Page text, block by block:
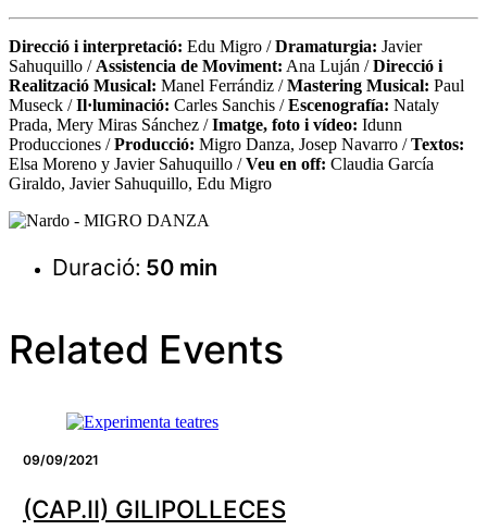
Direcció i interpretació: Edu Migro /Dramaturgia: Javier
Sahuquillo / Assistencia de Moviment: Ana Luján /Direcció i
Realització Musical: Manel Ferrándiz /Mastering Musical: Paul
Museck /Il·luminació: Carles Sanchis /Escenografía: Nataly
Prada, Mery Miras Sánchez /Imatge, foto i vídeo: Idunn
Producciones /Producció: Migro Danza, Josep Navarro /Textos:
Elsa Moreno y Javier Sahuquillo /Veu en off: Claudia García
Giraldo, Javier Sahuquillo, Edu Migro
Duració: 50 min
Related Events
09/09/2021
(CAP.II) GILIPOLLECES